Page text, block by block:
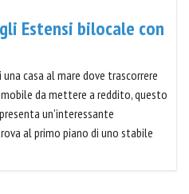
Estensi bilocale con
casa al mare dove trascorrere
da mettere a reddito, questo
un'interessante
al primo piano di uno stabile